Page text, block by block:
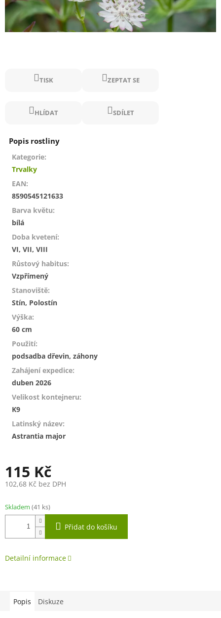
TISK ZEPTAT SE
HLÍDAT SDÍLET
Kategorie:
Trvalky
EAN:
8590545121633
Barva květu:
bílá
Doba kvetení:
VI, VII, VIII
Růstový habitus:
Vzpřímený
Stanoviště:
Stín, Polostín
Výška:
60 cm
Použití:
podsadba dřevin, záhony
Zahájení expedice:
duben 2026
Velikost kontejneru:
K9
Latinský název:
Astrantia major
115 Kč
102,68 Kč bez DPH
cena:
Skladem (41 ks)
Přidat do košíku
Detailní informace
Popis Diskuze